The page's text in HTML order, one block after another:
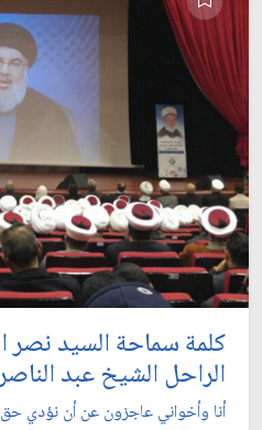
كلمة سماحة السيد نصر
الراحل الشيخ عبد
أنا وأخواني عاجزون عن أن نؤدي